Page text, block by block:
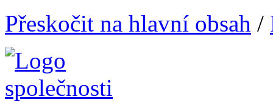
Přeskočit na hlavní obsah /